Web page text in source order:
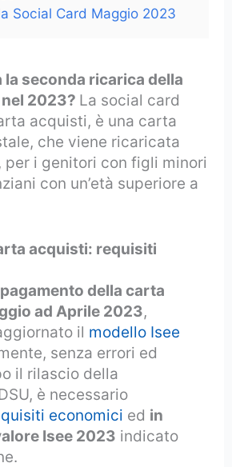
Social Card Maggio 2023
la seconda ricarica della
2023? La social card
acquisti, è una carta
che viene ricaricata
per i genitori con figli minori
con un’età superiore a
acquisti: requisiti
pagamento della carta
ad Aprile 2023,
il modello Isee
senza errori ed
il rilascio della
è necessario
economici ed in
Isee 2023 indicato